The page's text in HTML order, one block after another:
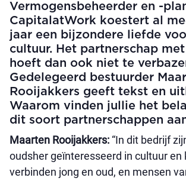
Vermogensbeheerder en -
CapitalatWork koestert al
jaar een bijzondere liefde
cultuur. Het partnerschap
hoeft dan ook niet te
Gedelegeerd bestuurder
Rooijakkers geeft tekst en
Waarom vinden jullie het
dit soort partnerschappen
Maarten Rooijakkers: “In dit bedrijf
oudsher geïnteresseerd in cultuur en
verbinden jong en oud, en mensen